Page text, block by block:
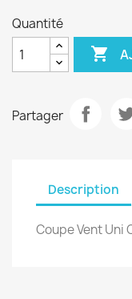
Quantité

Partager
Description
Coupe Vent Uni